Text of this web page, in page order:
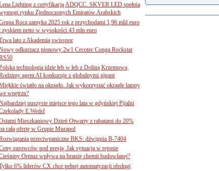
Lighting z certyfikacją ADQCC. SKVER LED spełnia
rynku Zjednoczonych Emiratów Arabskich
Roca zamyka 2025 rok z przychodami 1,96 mld euro
zyskiem netto w wysokości 43 mln euro
lato z Akademią swisspor
odkurzacz pionowy 2w1 Cecotec Conga Rockstar
technologia idzie łeb w łeb z Doliną Krzemową.
agent AI konkuruje z globalnymi gigant
światło na okrągło. Jak wykorzystać okrągłe lampy
wnętrzu?
puszyste miejsce tego lata w gdyńskiej Pijalni
E.Wedel
Mieszkaniowy Dzień Otwarty z rabatami do 20%
całą ofertę w Grupie Murapol
przeciwpaniczne BKS: dźwignia B-7404
surowców pod presją. Jak sytuacja w rejonie
Ormuz wpływa na branżę chemii budowlanej?
6% liderów CX chce pełnej automatyzacji obsługi